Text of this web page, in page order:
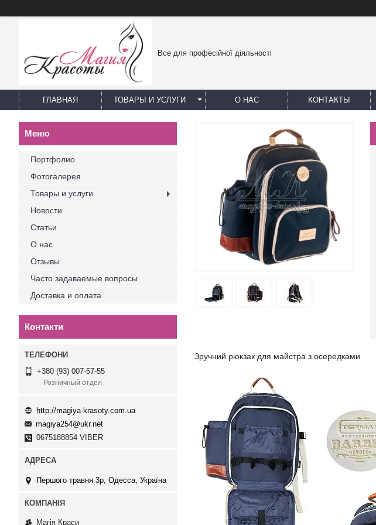
Все для професійної діяльності
ГЛАВНАЯ ТОВАРЫ И УСЛУГИ О НАС КОНТАКТЫ
Зручний рюкзак для майстра з осередками
Портфолио
Фотогалерея
Товары и услуги
Новости
Статьи
О нас
Отзывы
Часто задаваемые вопросы
Доставка и оплата
Контакти
+380 (93) 007-57-55
Розничный отдел
http://magiya-krasoty.com.ua
magiya254@ukr.net
0675188854 VIBER
Першого травня 3р, Одесса, Україна
Магія Краси